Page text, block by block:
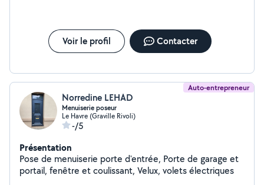
Voir le profil Contacter
Auto-entrepreneur
Norredine LEHAD
Menuiserie poseur
Le Havre (Graville Rivoli)
-/5
Présentation
Pose de menuiserie porte d'entrée, Porte de garage et
portail, fenêtre et coulissant, Velux, volets électriques